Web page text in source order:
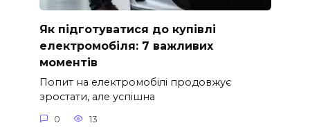
Як підготуватися до купівлі
електромобіля: 7 важливих
моментів
Попит на електромобілі продовжує
зростати, але успішна
0 13